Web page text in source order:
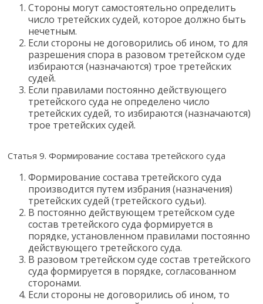
Стороны могут самостоятельно определить
число третейских судей, которое должно быть
нечетным.
Если стороны не договорились об ином, то для
разрешения спора в разовом третейском суде
избираются (назначаются) трое третейских
судей.
Если правилами постоянно действующего
третейского суда не определено число
третейских судей, то избираются (назначаются)
трое третейских судей.
Статья 9. Формирование состава третейского суда
Формирование состава третейского суда
производится путем избрания (назначения)
третейских судей (третейского судьи).
В постоянно действующем третейском суде
состав третейского суда формируется в
порядке, установленном правилами постоянно
действующего третейского суда.
В разовом третейском суде состав третейского
суда формируется в порядке, согласованном
сторонами.
Если стороны не договорились об ином, то